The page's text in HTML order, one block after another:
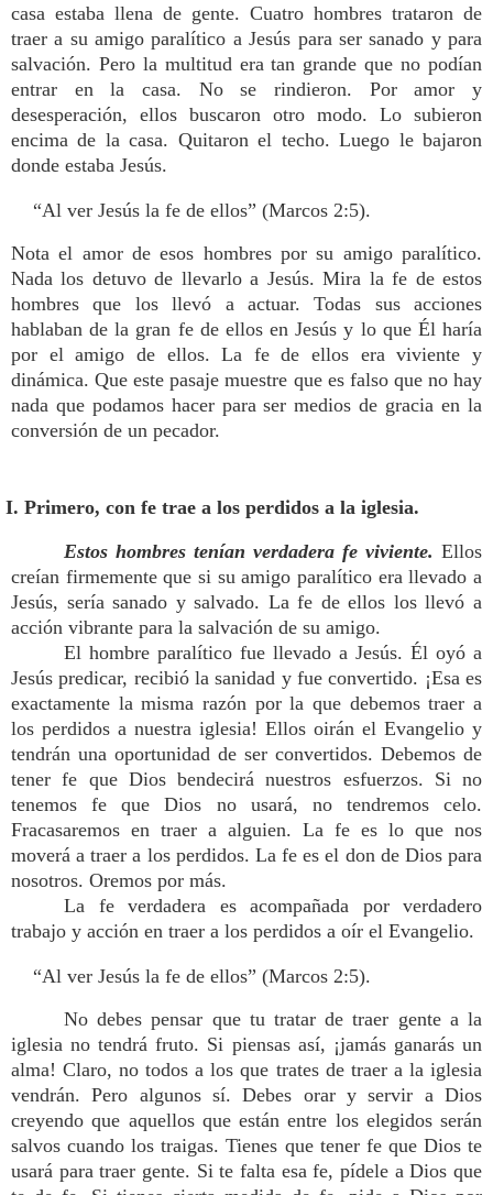
casa estaba llena de gente. Cuatro hombres trataron de
traer a su amigo paralítico a Jesús para ser sanado y para
salvación. Pero la multitud era tan grande que no podían
entrar en la casa. No se rindieron. Por amor y
desesperación, ellos buscaron otro modo. Lo subieron
encima de la casa. Quitaron el techo. Luego le bajaron
donde estaba Jesús.
“Al ver Jesús la fe de ellos” (Marcos 2:5).
Nota el amor de esos hombres por su amigo paralítico.
Nada los detuvo de llevarlo a Jesús. Mira la fe de estos
hombres que los llevó a actuar. Todas sus acciones
hablaban de la gran fe de ellos en Jesús y lo que Él haría
por el amigo de ellos. La fe de ellos era viviente y
dinámica. Que este pasaje muestre que es falso que no hay
nada que podamos hacer para ser medios de gracia en la
conversión de un pecador.
I. Primero, con fe trae a los perdidos a la iglesia.
Estos hombres tenían verdadera fe viviente. Ellos
creían firmemente que si su amigo paralítico era llevado a
Jesús, sería sanado y salvado. La fe de ellos los llevó a
acción vibrante para la salvación de su amigo.
El hombre paralítico fue llevado a Jesús. Él oyó a
Jesús predicar, recibió la sanidad y fue convertido. ¡Esa es
exactamente la misma razón por la que debemos traer a
los perdidos a nuestra iglesia! Ellos oirán el Evangelio y
tendrán una oportunidad de ser convertidos. Debemos de
tener fe que Dios bendecirá nuestros esfuerzos. Si no
tenemos fe que Dios no usará, no tendremos celo.
Fracasaremos en traer a alguien. La fe es lo que nos
moverá a traer a los perdidos. La fe es el don de Dios para
nosotros. Oremos por más.
La fe verdadera es acompañada por verdadero
trabajo y acción en traer a los perdidos a oír el Evangelio.
“Al ver Jesús la fe de ellos” (Marcos 2:5).
No debes pensar que tu tratar de traer gente a la
iglesia no tendrá fruto. Si piensas así, ¡jamás ganarás un
alma! Claro, no todos a los que trates de traer a la iglesia
vendrán. Pero algunos sí. Debes orar y servir a Dios
creyendo que aquellos que están entre los elegidos serán
salvos cuando los traigas. Tienes que tener fe que Dios te
usará para traer gente. Si te falta esa fe, pídele a Dios que